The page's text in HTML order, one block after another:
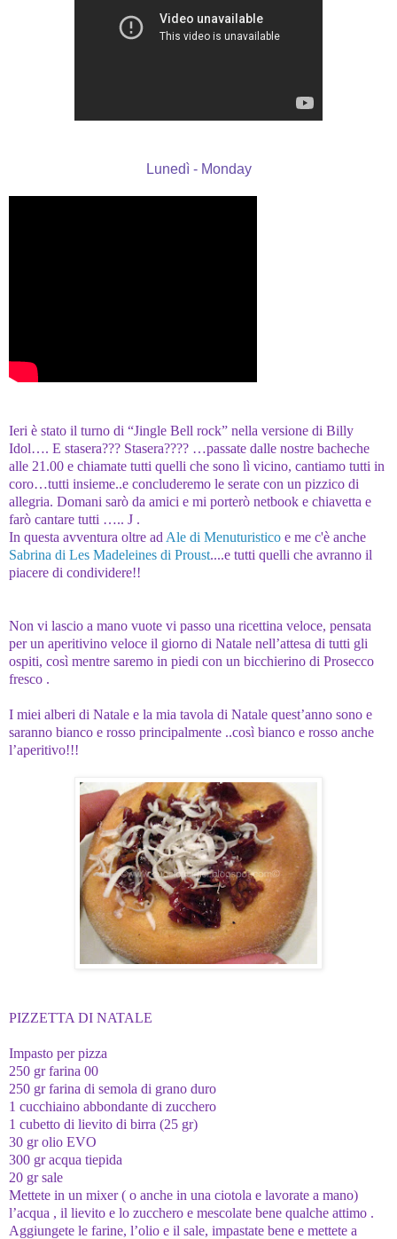
Lunedì - Monday
Ieri è stato il turno di “Jingle Bell rock” nella versione di Billy
Idol…. E stasera??? Stasera???? …passate dalle nostre bacheche
alle 21.00 e chiamate tutti quelli che sono lì vicino, cantiamo tutti in
coro…tutti insieme..e concluderemo le serate con un pizzico di
allegria. Domani sarò da amici e mi porterò netbook e chiavetta e
farò cantare tutti ….. J .
In questa avventura oltre ad Ale di Menuturistico e me c'è anche
Sabrina di Les Madeleines di Proust....e tutti quelli che avranno il
piacere di condividere!!
Non vi lascio a mano vuote vi passo una ricettina veloce, pensata
per un aperitivino veloce il giorno di Natale nell’attesa di tutti gli
ospiti, così mentre saremo in piedi con un bicchierino di Prosecco
fresco .
I miei alberi di Natale e la mia tavola di Natale quest’anno sono e
saranno bianco e rosso principalmente ..così bianco e rosso anche
l’aperitivo!!!
PIZZETTA DI NATALE
Impasto per pizza
250 gr farina 00
250 gr farina di semola di grano duro
1 cucchiaino abbondante di zucchero
1 cubetto di lievito di birra (25 gr)
30 gr olio EVO
300 gr acqua tiepida
20 gr sale
Mettete in un mixer ( o anche in una ciotola e lavorate a mano)
l’acqua , il lievito e lo zucchero e mescolate bene qualche attimo .
Aggiungete le farine, l’olio e il sale, impastate bene e mettete a